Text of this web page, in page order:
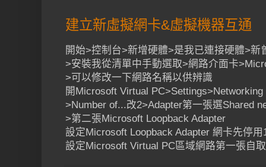
建立新虛擬網卡&虛擬機器互通
開始>控制台>新增硬體>是我已連接硬體>新
>安裝我從清單中手動選取>網路介面卡
>可以修改一下網路名稱以供辨識
開Microsoft Virtual PC>Settings>Networking
>Number of...改2>Adapter第一張選Shared
>第二張Microsoft Loopback Adapter
設定Microsoft Loopback Adapter 網卡先停
設定Microsoft Virtual PC區域網路第一張自